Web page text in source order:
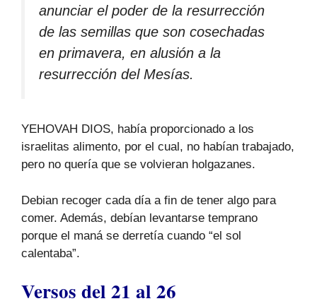
anunciar el poder de la resurrección
de las semillas que son cosechadas
en primavera, en alusión a la
resurrección del Mesías.
YEHOVAH DIOS, había proporcionado a los
israelitas alimento, por el cual, no habían trabajado,
pero no quería que se volvieran holgazanes.
Debian recoger cada día a fin de tener algo para
comer. Además, debían levantarse temprano
porque el maná se derretía cuando “el sol
calentaba”.
Versos del 21 al 26